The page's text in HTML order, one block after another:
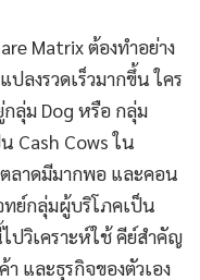
Matrix ต้องทำอย่าง
ลงรวดเร็วมากขึ้น ใคร
กลุ่ม Dog หรือ กลุ่ม
Cash Cows ใน
ลาดมีมากพอ และคอน
ย์กลุ่มผู้บริโภคเป็น
ปวิเคราะห์ใช้ คีย์สำคัญ
และธุรกิจของตัวเอง